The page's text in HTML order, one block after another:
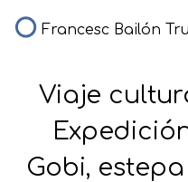
Francesc Bailón
Viaje
Gobi,